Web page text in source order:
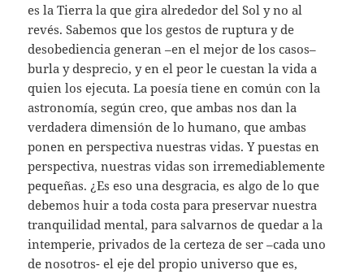
es la Tierra la que gira alrededor del Sol y no al
revés. Sabemos que los gestos de ruptura y de
desobediencia generan –en el mejor de los casos–
burla y desprecio, y en el peor le cuestan la vida a
quien los ejecuta. La poesía tiene en común con la
astronomía, según creo, que ambas nos dan la
verdadera dimensión de lo humano, que ambas
ponen en perspectiva nuestras vidas. Y puestas en
perspectiva, nuestras vidas son irremediablemente
pequeñas. ¿Es eso una desgracia, es algo de lo que
debemos huir a toda costa para preservar nuestra
tranquilidad mental, para salvarnos de quedar a la
intemperie, privados de la certeza de ser –cada uno
de nosotros- el eje del propio universo que es,